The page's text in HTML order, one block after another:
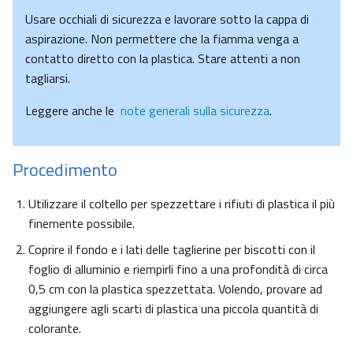
Usare occhiali di sicurezza e lavorare sotto la cappa di
aspirazione. Non permettere che la fiamma venga a
contatto diretto con la plastica. Stare attenti a non
tagliarsi.
Leggere anche le note generali sulla sicurezza.
Procedimento
Utilizzare il coltello per spezzettare i rifiuti di plastica il più
finemente possibile.
Coprire il fondo e i lati delle taglierine per biscotti con il
foglio di alluminio e riempirli fino a una profondità di circa
0,5 cm con la plastica spezzettata. Volendo, provare ad
aggiungere agli scarti di plastica una piccola quantità di
colorante.